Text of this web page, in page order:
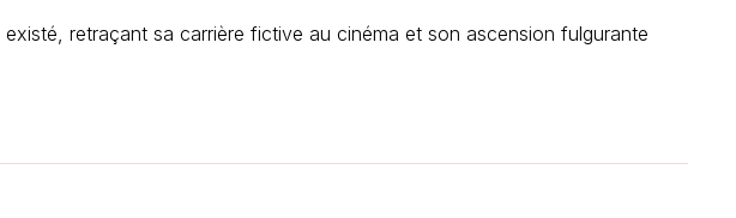
retraçant sa carrière fictive au cinéma et son ascension fulgurante